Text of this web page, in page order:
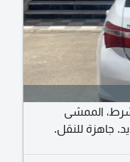
شرط، الممشى
جاهزة للنقل.